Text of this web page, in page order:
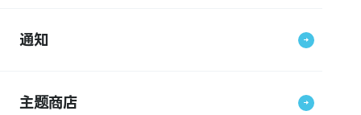
通知
主题商店